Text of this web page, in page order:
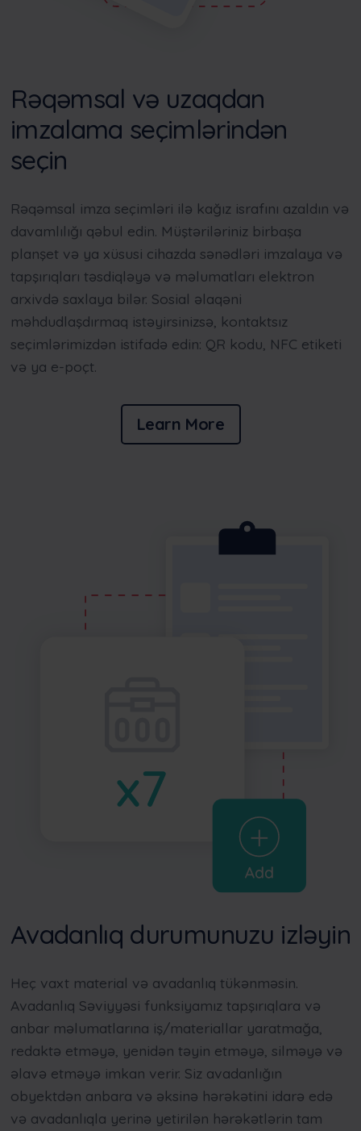
Rəqəmsal və uzaqdan
imzalama seçimlərindən
seçin
Rəqəmsal imza seçimləri ilə kağız israfını azaldın və
davamlılığı qəbul edin. Müştəriləriniz birbaşa
planşet və ya xüsusi cihazda sənədləri imzalaya və
tapşırıqları təsdiqləyə və məlumatları elektron
arxivdə saxlaya bilər. Sosial əlaqəni
məhdudlaşdırmaq istəyirsinizsə, kontaktsız
seçimlərimizdən istifadə edin: QR kodu, NFC etiketi
və ya e-poçt.
Learn More
Avadanlıq durumunuzu izləyin
Heç vaxt material və avadanlıq tükənməsin.
Avadanlıq Səviyyəsi funksiyamız tapşırıqlara və
anbar məlumatlarına iş/materiallar yaratmağa,
redaktə etməyə, yenidən təyin etməyə, silməyə və
əlavə etməyə imkan verir. Siz avadanlığın
obyektdən anbara və əksinə hərəkətini idarə edə
və avadanlıqla yerinə yetirilən hərəkətlərin tam